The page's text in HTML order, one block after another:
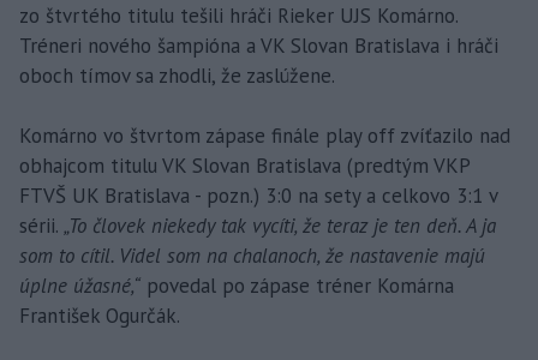
zo štvrtého titulu tešili hráči Rieker UJS Komárno.
Tréneri nového šampióna a VK Slovan Bratislava i hráči
oboch tímov sa zhodli, že zaslúžene.
Komárno vo štvrtom zápase finále play off zvíťazilo nad
obhajcom titulu VK Slovan Bratislava (predtým VKP
FTVŠ UK Bratislava - pozn.) 3:0 na sety a celkovo 3:1 v
sérii. „To človek niekedy tak vycíti, že teraz je ten deň. A ja
som to cítil. Videl som na chalanoch, že nastavenie majú
úplne úžasné,“ povedal po zápase tréner Komárna
František Ogurčák.